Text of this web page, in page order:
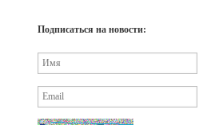
Подписаться на новости: